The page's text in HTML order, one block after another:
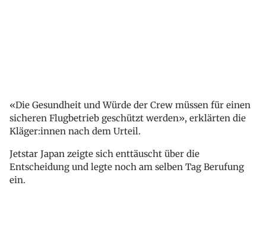
«Die Gesundheit und Würde der Crew müssen für einen
sicheren Flugbetrieb geschützt werden», erklärten die
Kläger:innen nach dem Urteil.
Jetstar Japan zeigte sich enttäuscht über die
Entscheidung und legte noch am selben Tag Berufung
ein.